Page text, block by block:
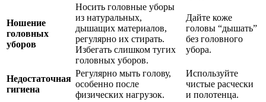
Ношение
головных
уборов
Носить головные уборы
из натуральных,
дышащих материалов,
регулярно их стирать.
Избегать слишком тугих
головных уборов.
Дайте коже
головы “дышать”
без головного
убора.
Недостаточная
гигиена
Регулярно мыть голову,
особенно после
физических нагрузок.
Используйте
чистые расчески
и полотенца.